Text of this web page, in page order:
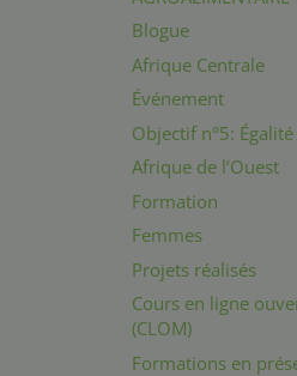
Blogue
Afrique Centrale
Événement
Objectif n°5:
Afrique de l’Ouest
Formation
Femmes
Projets réalisés
Cours en ligne
(CLOM)
Formations en